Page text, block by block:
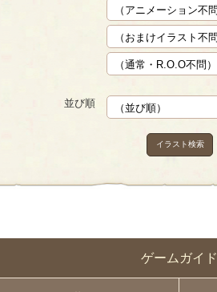
ゲームガイド
並び順
イラスト検索